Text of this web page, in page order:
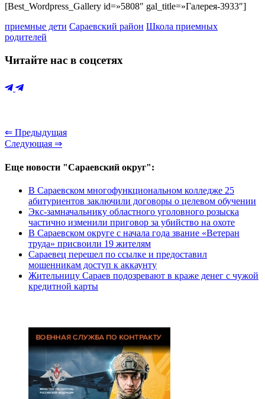
[Best_Wordpress_Gallery id=»5808″ gal_title=»Галерея-3933″]
приемные дети Сараевский район Школа приемных
родителей
Читайте нас в соцсетях
⇐ Предыдущая
Следующая ⇒
Еще новости "Сараевский округ":
В Сараевском многофункциональном колледже 25
абитуриентов заключили договоры о целевом обучении
Экс-замначальнику областного уголовного розыска
частично изменили приговор за убийство на охоте
В Сараевском округе с начала года звание «Ветеран
труда» присвоили 19 жителям
Сараевец перешел по ссылке и предоставил
мошенникам доступ к аккаунту
Жительницу Сараев подозревают в краже денег с чужой
кредитной карты